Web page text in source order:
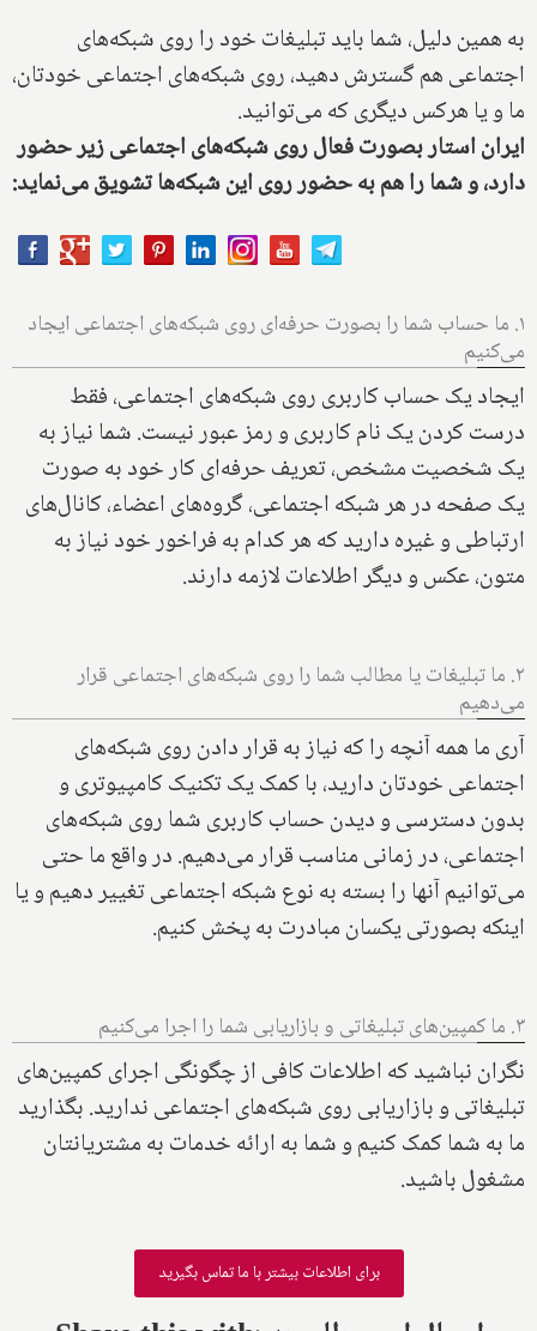
به همین دلیل، شما باید تبلیغات خود را روی شبکه‌های
اجتماعی هم گسترش دهید، روی شبکه‌های اجتماعی خودتان،
ما و یا هرکس دیگری که می‌توانید.
ایران استار بصورت فعال رویشبکه‌های اجتماعیزیر حضور
دارد، و شما را هم به حضور روی این شبکه‌ها تشویق می‌نماید:
۱. ما حساب شما را بصورت حرفه‌ای روی شبکه‌های اجتماعی ایجاد
می‌کنیم
ایجاد یک حساب کاربری روی شبکه‌های اجتماعی، فقط
درست کردن یک نام کاربری و رمز عبور نیست. شما نیاز به
یک شخصیت مشخص، تعریف حرفه‌ای کار خود به صورت
یک صفحه در هر شبکه اجتماعی، گروه‌های اعضاء، کانال‌های
ارتباطی و غیره دارید که هر کدام به فراخور خود نیاز به
متون، عکس و دیگر اطلاعات لازمه دارند.
۲. ما تبلیغات یا مطالب شما را روی شبکه‌های اجتماعی قرار
می‌دهیم
آری ما همه آنچه را که نیاز به قرار دادن روی شبکه‌های
اجتماعی خودتان دارید، با کمک یک تکنیک کامپیوتری و
بدون دسترسی و دیدن حساب کاربری شما روی شبکه‌های
اجتماعی، در زمانی مناسب قرار می‌دهیم. در واقع ما حتی
می‌توانیم آنها را بسته به نوع شبکه اجتماعی تغییر دهیم و یا
اینکه بصورتی یکسان مبادرت به پخش کنیم.
۳. ما کمپین‌های تبلیغاتی و بازاریابی شما را اجرا می‌کنیم
نگران نباشید که اطلاعات کافی از چگونگی اجرای کمپین‌های
تبلیغاتی و بازاریابی روی شبکه‌های اجتماعی ندارید. بگذارید
ما به شما کمک کنیم و شما به ارائه خدمات به مشتریانتان
مشغول باشید.
برای اطلاعات بیشتر با ما تماس بگیرید